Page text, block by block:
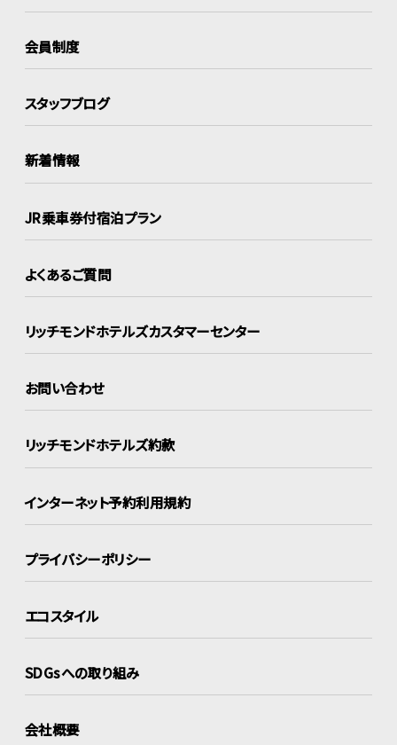
会員制度
スタッフブログ
新着情報
JR乗車券付宿泊プラン
よくあるご質問
リッチモンドホテルズカスタマーセンター
お問い合わせ
リッチモンドホテルズ約款
インターネット予約利用規約
プライバシーポリシー
エコスタイル
SDGsへの取り組み
会社概要